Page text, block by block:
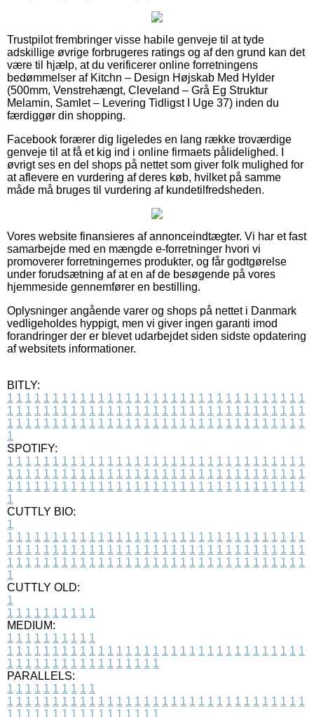
Trustpilot frembringer visse habile genveje til at tyde
adskillige øvrige forbrugeres ratings og af den grund kan det
være til hjælp, at du verificerer online forretningens
bedømmelser af Kitchn – Design Højskab Med Hylder
(500mm, Venstrehængt, Cleveland – Grå Eg Struktur
Melamin, Samlet – Levering Tidligst I Uge 37) inden du
færdiggør din shopping.
Facebook forærer dig ligeledes en lang række troværdige
genveje til at få et kig ind i online firmaets pålidelighed. I
øvrigt ses en del shops på nettet som giver folk mulighed for
at aflevere en vurdering af deres køb, hvilket på samme
måde må bruges til vurdering af kundetilfredsheden.
Vores website finansieres af annonceindtægter. Vi har et fast
samarbejde med en mængde e-forretninger hvori vi
promoverer forretningernes produkter, og får godtgørelse
under forudsætning af at en af de besøgende på vores
hjemmeside gennemfører en bestilling.
Oplysninger angående varer og shops på nettet i Danmark
vedligeholdes hyppigt, men vi giver ingen garanti imod
forandringer der er blevet udarbejdet siden sidste opdatering
af websitets informationer.
BITLY:
1 1 1 1 1 1 1 1 1 1 1 1 1 1 1 1 1 1 1 1 1 1 1 1 1 1 1 1 1 1 1 1 1
1 1 1 1 1 1 1 1 1 1 1 1 1 1 1 1 1 1 1 1 1 1 1 1 1 1 1 1 1 1 1 1 1
1 1 1 1 1 1 1 1 1 1 1 1 1 1 1 1 1 1 1 1 1 1 1 1 1 1 1 1 1 1 1 1 1
1
SPOTIFY:
1 1 1 1 1 1 1 1 1 1 1 1 1 1 1 1 1 1 1 1 1 1 1 1 1 1 1 1 1 1 1 1 1
1 1 1 1 1 1 1 1 1 1 1 1 1 1 1 1 1 1 1 1 1 1 1 1 1 1 1 1 1 1 1 1 1
1 1 1 1 1 1 1 1 1 1 1 1 1 1 1 1 1 1 1 1 1 1 1 1 1 1 1 1 1 1 1 1 1
1
CUTTLY BIO:
1
1 1 1 1 1 1 1 1 1 1 1 1 1 1 1 1 1 1 1 1 1 1 1 1 1 1 1 1 1 1 1 1 1
1 1 1 1 1 1 1 1 1 1 1 1 1 1 1 1 1 1 1 1 1 1 1 1 1 1 1 1 1 1 1 1 1
1 1 1 1 1 1 1 1 1 1 1 1 1 1 1 1 1 1 1 1 1 1 1 1 1 1 1 1 1 1 1 1 1
1
CUTTLY OLD:
1
1 1 1 1 1 1 1 1 1 1
MEDIUM:
1 1 1 1 1 1 1 1 1 1
1 1 1 1 1 1 1 1 1 1 1 1 1 1 1 1 1 1 1 1 1 1 1 1 1 1 1 1 1 1 1 1 1
1 1 1 1 1 1 1 1 1 1 1 1 1 1 1 1 1
PARALLELS:
1 1 1 1 1 1 1 1 1 1
1 1 1 1 1 1 1 1 1 1 1 1 1 1 1 1 1 1 1 1 1 1 1 1 1 1 1 1 1 1 1 1 1
1 1 1 1 1 1 1 1 1 1 1 1 1 1 1 1 1